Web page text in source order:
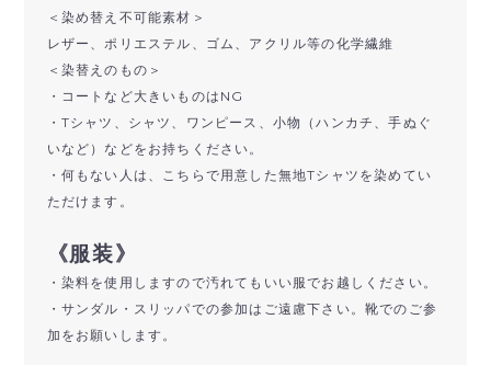
＜染め替え不可能素材＞
レザー、ポリエステル、ゴム、アクリル等の化学繊維
＜染替えのもの＞
・コートなど大きいものはNG
・Tシャツ、シャツ、ワンピース、小物（ハンカチ、手ぬぐ
いなど）などをお持ちください。
・何もない人は、こちらで用意した無地Tシャツを染めてい
ただけます。
《服装》
・染料を使用しますので汚れてもいい服でお越しください。
・サンダル・スリッパでの参加はご遠慮下さい。靴でのご参
加をお願いします。